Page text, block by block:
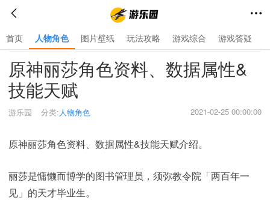
首页 人物角色 图片壁纸 玩法攻略 游戏综合 游戏答疑
首页 人物角色>
原神丽莎角色资料、数据属性&
技能天赋
游乐园 2021-02-25 00:00:00
分类:人物角色
原神丽莎角色资料、数据属性&技能天赋介绍。
丽莎是慵懒而博学的图书管理员，须弥教令院「两百年一
见」的天才毕业生。